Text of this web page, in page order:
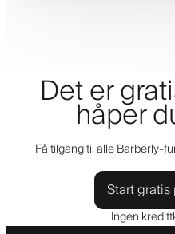
Det er
håper
Få tilgang til alle Barberly-
Start
Ingen